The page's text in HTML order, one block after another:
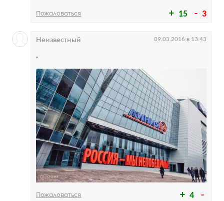
15 3
Пожаловаться
4
.
Неизвестный 09.03.2016 в 13:43
Пожаловаться